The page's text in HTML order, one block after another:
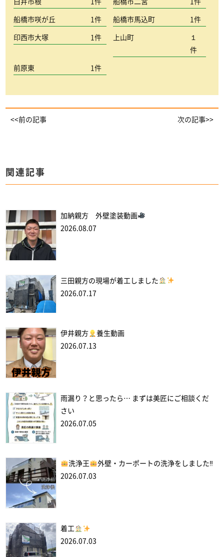
白井市根 1件 船橋市二宮 1件
船橋市咲が丘 1件 船橋市馬込町 1件
印西市大塚 1件 上山町
１
件
前原東 1件
<<前の記事 次の記事>>
関連記事
加納親方 外壁塗装動画
2026.08.07
三田親方の現場が着工しました
2026.07.17
伊井親方
養生動画
2026.07.13
雨漏り？と思ったら… まずは美匠にご相談くだ
さい
2026.07.05
洗浄王
外壁・カーポートの洗浄をしました‼
2026.07.03
着工
2026.07.03